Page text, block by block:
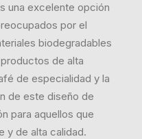
una excelente opción
por el
biodegradables
de alta
de especialidad y la
de este diseño de
para aquellos que
y de alta calidad.